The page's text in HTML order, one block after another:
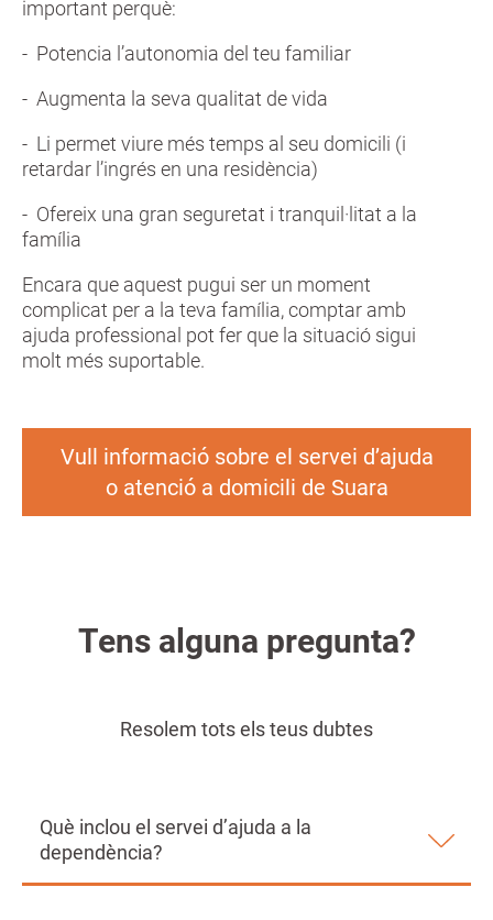
important perquè:
- Potencia l’autonomia del teu familiar
- Augmenta la seva qualitat de vida
- Li permet viure més temps al seu domicili (i
retardar l’ingrés en una residència)
- Ofereix una gran seguretat i tranquil·litat a la
família
Encara que aquest pugui ser un moment
complicat per a la teva família, comptar amb
ajuda professional pot fer que la situació sigui
molt més suportable.
Vull informació sobre el servei d’ajuda
o atenció a domicili de Suara
Tens alguna pregunta?
Resolem tots els teus dubtes
Què inclou el servei d’ajuda a la
dependència?